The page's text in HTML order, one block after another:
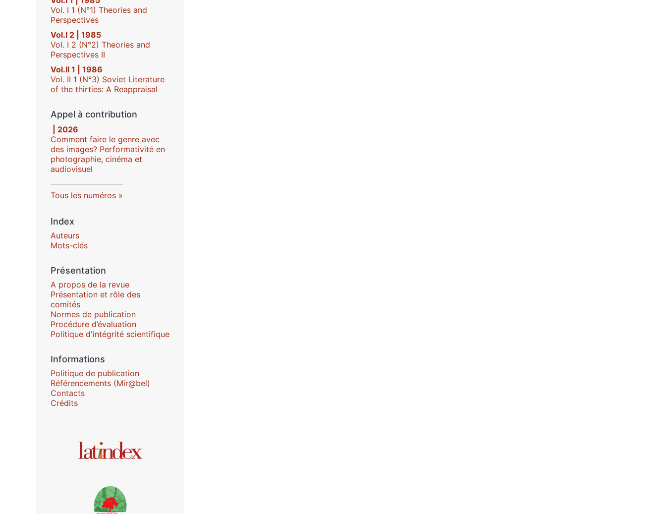
Vol. I 1 (N°1) Theories and
Perspectives
Vol.I 2 | 1985
Vol. I 2 (N°2) Theories and
Perspectives II
Vol.II 1 | 1986
Vol. II 1 (N°3) Soviet Literature
of the thirties: A Reappraisal
Appel à contribution
| 2026
Comment faire le genre avec
des images? Performativité en
photographie, cinéma et
audiovisuel
Tous les numéros
Index
Auteurs
Mots-clés
Présentation
A propos de la revue
Présentation et rôle des
comités
Normes de publication
Procédure d’évaluation
Politique d'intégrité scientifique
Informations
Politique de publication
Référencements (Mir@bel)
Contacts
Crédits
Affiliations/partenaires